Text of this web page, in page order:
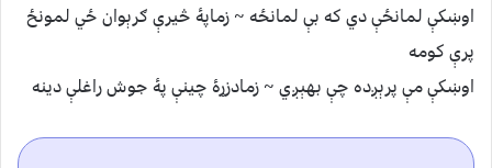
اوښکې لمانځې دي که بې لمانځه ~ زماپۀ څيرې ګرېوان ځي لمونځ
پرې کومه
اوښکې مې پرېږده چې بهېږي ~ زمادزړۀ چينې پۀ جوش راغلې دينه